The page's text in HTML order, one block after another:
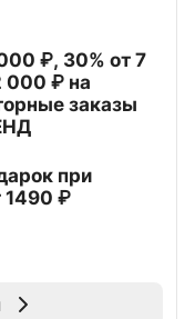
₽, 30% от 7
000 ₽ на
заказы
при
1490 ₽